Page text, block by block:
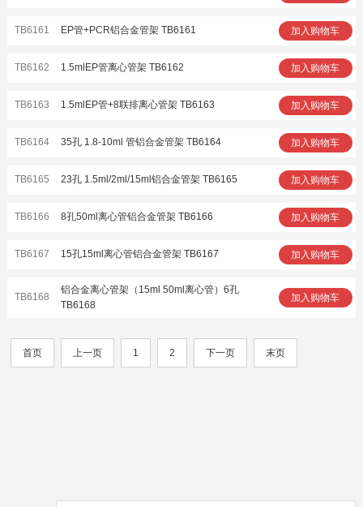
TB6161 EP管+PCR铝合金管架 TB6161 加入购物车
TB6162 1.5mlEP管离心管架 TB6162 加入购物车
TB6163 1.5mlEP管+8联排离心管架 TB6163 加入购物车
TB6164 35孔 1.8-10ml 管铝合金管架 TB6164 加入购物车
TB6165 23孔 1.5ml/2ml/15ml铝合金管架 TB6165 加入购物车
TB6166 8孔50ml离心管铝合金管架 TB6166 加入购物车
TB6167 15孔15ml离心管铝合金管架 TB6167 加入购物车
TB6168
铝合金离心管架（15ml 50ml离心管）6孔
TB6168
加入购物车
首页 上一页 1 2 下一页 末页